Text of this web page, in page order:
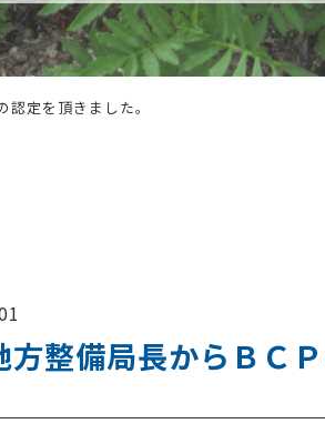
定を頂きました。
方整備局長からＢＣ